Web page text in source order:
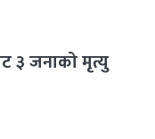
३ जनाको मृत्यु